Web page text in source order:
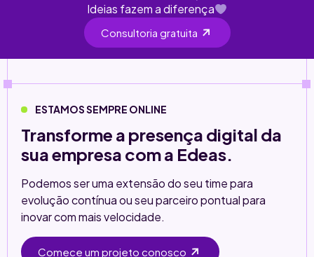
Ideias fazem a diferença
Consultoria gratuita
ESTAMOS SEMPRE ONLINE
Transforme a presença digital da
sua empresa com a Edeas.
Podemos ser uma extensão do seu time para
evolução contínua ou seu parceiro pontual para
inovar com mais velocidade.
Comece um projeto conosco